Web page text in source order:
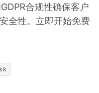
合规性确保客户
全性。立即开始免费